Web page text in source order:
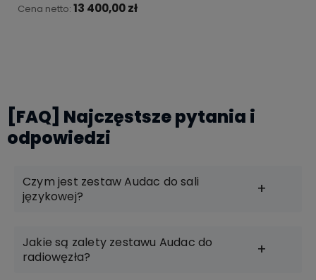
Cena netto: 13 400,00 zł
[FAQ] Najczęstsze pytania i
odpowiedzi
Czym jest zestaw Audac do sali
językowej?
Jakie są zalety zestawu Audac do
radiowęzła?